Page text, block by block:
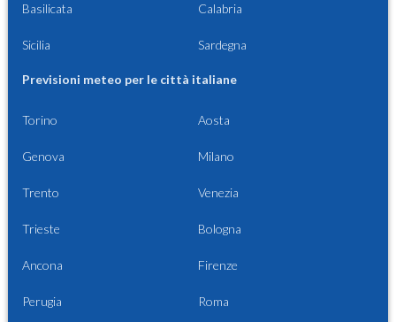
Basilicata Calabria
Sicilia Sardegna
Previsioni meteo per le città italiane
Torino Aosta
Genova Milano
Trento Venezia
Trieste Bologna
Ancona Firenze
Perugia Roma